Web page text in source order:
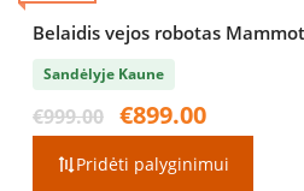
Belaidis vejos robotas
Sandėlyje Kaune
€999.00
Original
price
was:
€999.00.
€899.00
€899.00.
Pridėti palyginimui